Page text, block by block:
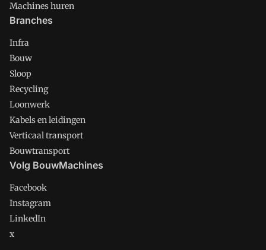
Machines huren
Branches
Infra
Bouw
Sloop
Recycling
Loonwerk
Kabels en leidingen
Verticaal transport
Bouwtransport
Volg BouwMachines
Facebook
Instagram
LinkedIn
x